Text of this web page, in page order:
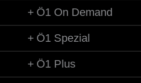
Figaro« / 3.Akt
Solist/Solistin: Kathleen Battle /
Orchester: Wiener Philharmoniker
Länge: 02:31 min
Label: EMI 7479788
Ö1 On Demand
Ö1 Spezial
Ö1 Plus